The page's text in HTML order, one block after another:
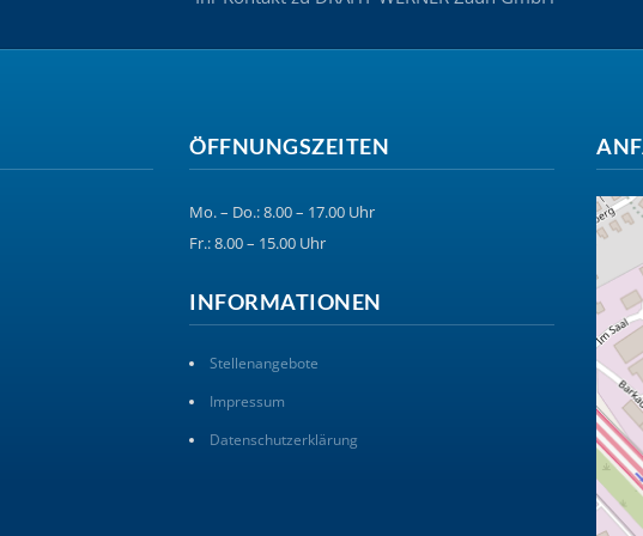
ÖFFNUNGSZEITEN
Mo. – Do.: 8.00 – 17.00 Uhr
Fr.: 8.00 – 15.00 Uhr
INFORMATIONEN
Stellenangebote
Impressum
Datenschutzerklärung